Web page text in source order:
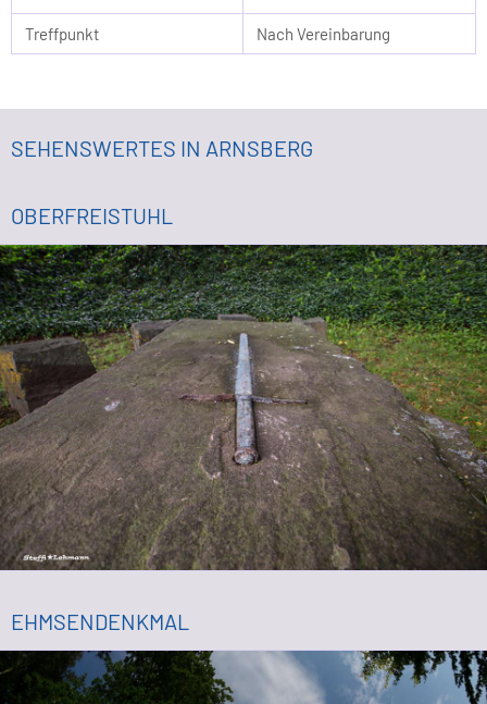
Treffpunkt Nach Vereinbarung
SEHENSWERTES IN ARNSBERG
OBERFREISTUHL
EHMSENDENKMAL